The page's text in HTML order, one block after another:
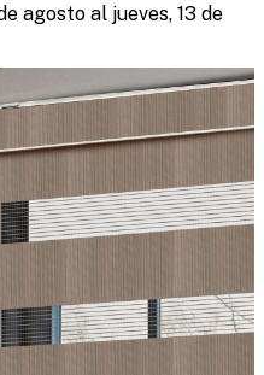
agosto al jueves, 13 de